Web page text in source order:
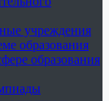
учреждения
образования
образования